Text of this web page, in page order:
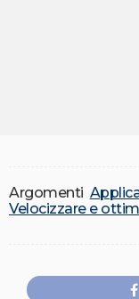
Argomenti
Velocizzare e